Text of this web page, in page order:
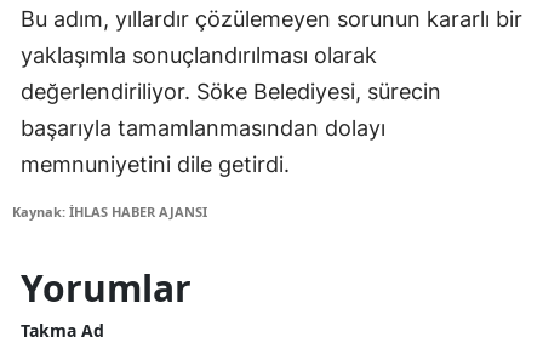
Bu adım, yıllardır çözülemeyen sorunun kararlı bir
yaklaşımla sonuçlandırılması olarak
değerlendiriliyor. Söke Belediyesi, sürecin
başarıyla tamamlanmasından dolayı
memnuniyetini dile getirdi.
Kaynak: İHLAS HABER AJANSI
Yorumlar
Takma Ad